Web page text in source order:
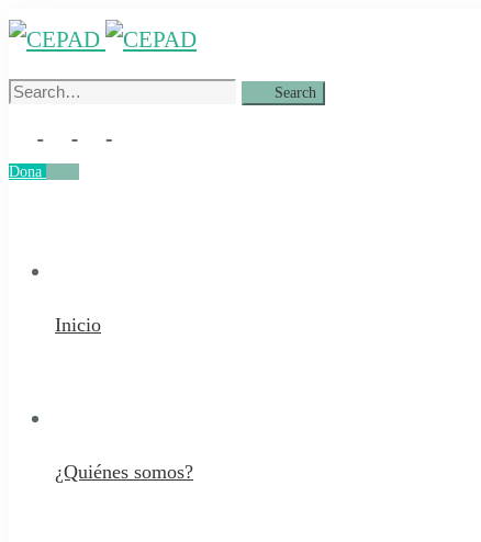
Search
Search
Dona
Inicio
¿Quiénes somos?